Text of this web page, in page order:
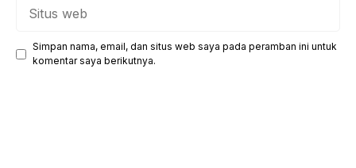
Simpan nama, email, dan situs web saya pada peramban ini untuk
komentar saya berikutnya.